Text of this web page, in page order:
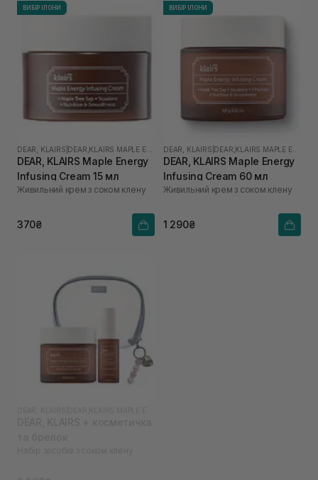
ВИБІР ІЛОНИ
DEAR, KLAIRS
DEAR, KLAIRS Maple Energy
Infusing Cream 15 мл
Живильний крем з соком клену
370₴
ВИБІР ІЛОНИ
DEAR, KLAIRS
DEAR, KLAIRS Maple Energy
Infusing Cream 60 мл
Живильний крем з соком клену
1 290₴